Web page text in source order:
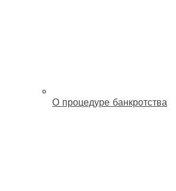
О процедуре банкротства